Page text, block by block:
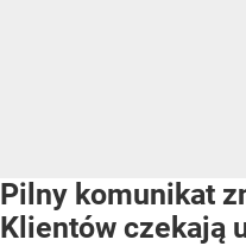
Pilny komunikat
Klientów czekają